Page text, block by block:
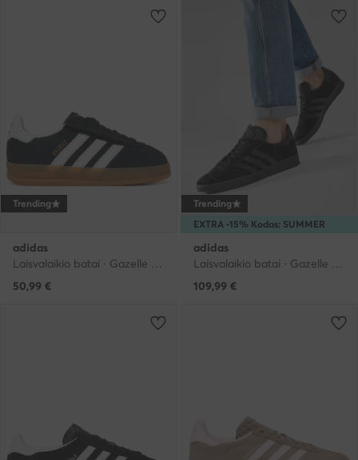
Trending
adidas
Laisvalaikio batai · Gazelle · Juoda
50,99 €
EXTRA -15% Kodas: SUMMER
Trending
adidas
Laisvalaikio batai · Gazelle · Juoda
109,99 €